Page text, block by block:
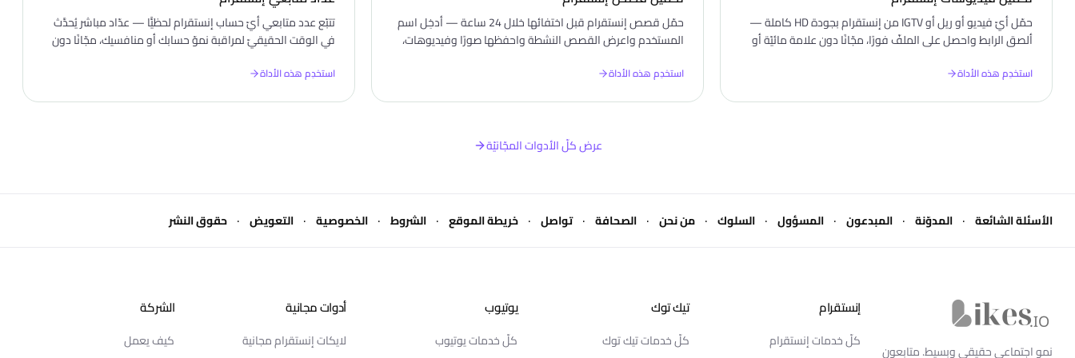
حمّل أيّ فيديو أو ريل أو IGTV من إنستقرام بجودة HD كاملة —
ألصق الرابط واحصل على الملفّ فورًا، مجّانًا دون علامة مائيّة أو
استخدِم هذه الأداة
حمّل قصص إنستقرام قبل اختفائها خلال 24 ساعة — أدخِل اسم
المستخدم واعرض القصص النشطة واحفظها صورًا وفيديوهات،
استخدِم هذه الأداة
تتبّع عدد متابعي أيّ حساب إنستقرام لحظيًّا — عدّاد مباشر يُحدَّث
في الوقت الحقيقيّ لمراقبة نموّ حسابك أو منافسيك، مجّانًا دون
استخدِم هذه الأداة
عرض كلّ الأدوات المجّانيّة
الأسئلة الشائعة · المدوّنة · المبدعون · المسؤول · السلوك · من نحن · الصحافة · تواصل · خريطة الموقع · الشروط · الخصوصية · التعويض · حقوق النشر
نمو اجتماعي حقيقي وبسيط. متابعون
إنستقرام
كلّ خدمات إنستقرام
تيك توك
كلّ خدمات تيك توك
يوتيوب
كلّ خدمات يوتيوب
أدوات مجانية
لايكات إنستقرام مجانية
الشركة
كيف يعمل